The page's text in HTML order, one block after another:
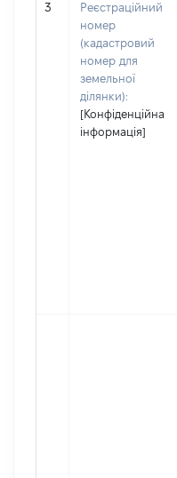
3
Реєстраційний
номер
(кадастровий
номер для
земельної
ділянки):
[Конфіденційна
інформація]